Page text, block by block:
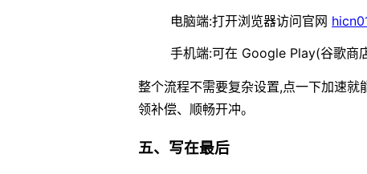
电脑端:打开浏览器访问官网
手机端:可在 Google Play(谷歌商
整个流程不需要复杂设置,点一下加速
领补偿、顺畅开冲。
五、写在最后